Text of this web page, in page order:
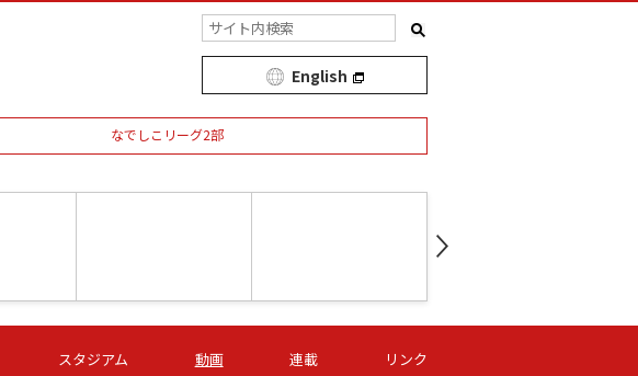
English
なでしこリーグ2部
第16節 09/06 (日) 15:00 第16節 09/06 (日) 15:00
スタジアム 動画 連載 リンク